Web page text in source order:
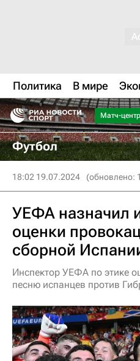
Политика В мире
Матч-центр
Футбол
18:02 19.07.2024 (обновлено:
УЕФА назначил
оценки
сборной
Инспектор УЕФА по этике
песню испанцев против